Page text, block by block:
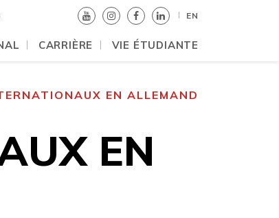
EN
CARRIÈRE VIE ÉTUDIANTE
EN ALLEMAND
EN